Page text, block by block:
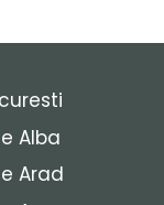
Alba
Arad